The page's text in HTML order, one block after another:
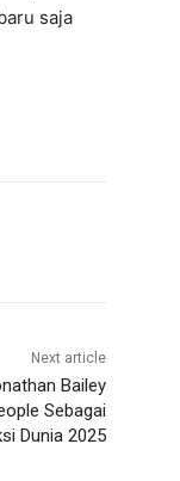
saja
Next article
Bailey
Sebagai
Dunia 2025